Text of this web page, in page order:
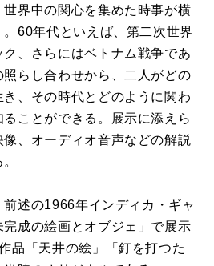
界中の関心を集めた時事が横
60年代といえば、第二次世界
、さらにはベトナム戦争であ
らし合わせから、二人がどの
、その時代とどのように関わ
ことができる。展示に添えら
、オーディオ音声などの解説
述の1966年インディカ・ギャ
成の絵画とオブジェ」で展示
品「天井の絵」「釘を打つた